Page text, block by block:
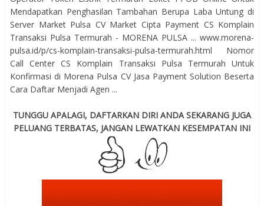
Mendapatkan Penghasilan Tambahan Berupa Laba Untung di
Server Market Pulsa CV Market Cipta Payment CS Komplain
Transaksi Pulsa Termurah - MORENA PULSA ... www.morena-
pulsa.id/p/cs-komplain-transaksi-pulsa-termurah.html Nomor
Call Center CS Komplain Transaksi Pulsa Termurah Untuk
Konfirmasi di Morena Pulsa CV Jasa Payment Solution Beserta
Cara Daftar Menjadi Agen ...
TUNGGU APALAGI, DAFTARKAN DIRI ANDA SEKARANG JUGA
PELUANG TERBATAS, JANGAN LEWATKAN KESEMPATAN INI